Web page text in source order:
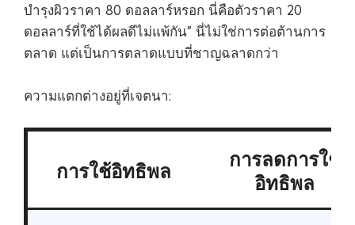
บำรุงผิวราคา 80 ดอลลาร์หรอก นี่คือตัวราคา 20
ดอลลาร์ที่ใช้ได้ผลดีไม่แพ้กัน” นี่ไม่ใช่การต่อต้านการ
ตลาด แต่เป็นการตลาดแบบที่ชาญฉลาดกว่า
ความแตกต่างอยู่ที่เจตนา:
การใช้อิทธิพล
การลดการใช้
อิทธิพล